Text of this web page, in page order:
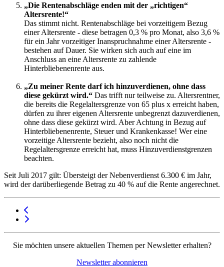
„Die Rentenabschläge enden mit der „richtigen“
Altersrente!“
Das stimmt nicht. Rentenabschläge bei vorzeitigem Bezug
einer Altersrente - diese betragen 0,3 % pro Monat, also 3,6 %
für ein Jahr vorzeitiger Inanspruchnahme einer Altersrente -
bestehen auf Dauer. Sie wirken sich auch auf eine im
Anschluss an eine Altersrente zu zahlende
Hinterbliebenenrente aus.
„Zu meiner Rente darf ich hinzuverdienen, ohne dass
diese gekürzt wird.“ Das trifft nur teilweise zu. Altersrentner,
die bereits die Regelaltersgrenze von 65 plus x erreicht haben,
dürfen zu ihrer eigenen Altersrente unbegrenzt dazuverdienen,
ohne dass diese gekürzt wird. Aber Achtung in Bezug auf
Hinterbliebenenrente, Steuer und Krankenkasse! Wer eine
vorzeitige Altersrente bezieht, also noch nicht die
Regelaltersgrenze erreicht hat, muss Hinzuverdienstgrenzen
beachten.
Seit Juli 2017 gilt: Übersteigt der Neben­verdienst 6.300 € im Jahr,
wird der darüberliegende Betrag zu 40 % auf die Rente angerechnet.
Sie möchten unsere aktuellen Themen per Newsletter erhalten?
Newsletter abonnieren